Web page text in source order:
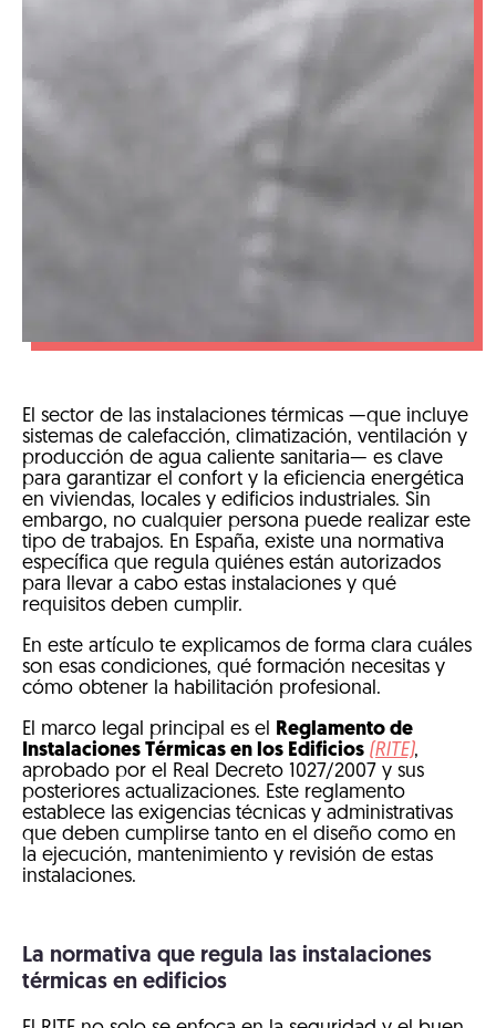
El sector de las instalaciones térmicas —que incluye
sistemas de calefacción, climatización, ventilación y
producción de agua caliente sanitaria— es clave
para garantizar el confort y la eficiencia energética
en viviendas, locales y edificios industriales. Sin
embargo, no cualquier persona puede realizar este
tipo de trabajos. En España, existe una normativa
específica que regula quiénes están autorizados
para llevar a cabo estas instalaciones y qué
requisitos deben cumplir.
En este artículo te explicamos de forma clara cuáles
son esas condiciones, qué formación necesitas y
cómo obtener la habilitación profesional.
El marco legal principal es el
Reglamento de
Instalaciones Térmicas en los Edificios (RITE),
aprobado por el Real Decreto 1027/2007 y sus
posteriores actualizaciones. Este reglamento
establece las exigencias técnicas y administrativas
que deben cumplirse tanto en el diseño como en
la ejecución, mantenimiento y revisión de estas
instalaciones.
La normativa que regula las instalaciones
térmicas en edificios